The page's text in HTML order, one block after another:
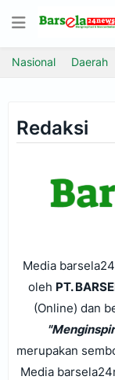
Nasional Daerah
Redaksi
Media
oleh PT.
(Online) dan
merupakan
Media